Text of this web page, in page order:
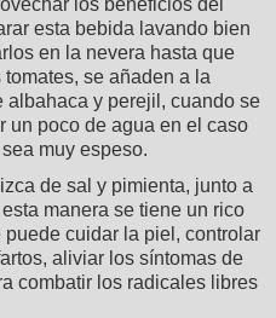
esta bebida lavando bien
en la nevera hasta que
se añaden a la
albahaca y perejil, cuando se
un poco de agua en el caso
muy espeso.
de sal y pimienta, junto a
manera se tiene un rico
cuidar la piel, controlar
aliviar los síntomas de
combatir los radicales libres